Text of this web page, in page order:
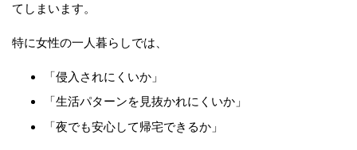
てしまいます。
特に女性の一人暮らしでは、
「侵入されにくいか」
「生活パターンを見抜かれにくいか」
「夜でも安心して帰宅できるか」